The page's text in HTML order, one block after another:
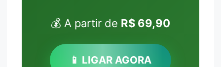
💰 A partir de R$ 69,90
📱 LIGAR AGORA